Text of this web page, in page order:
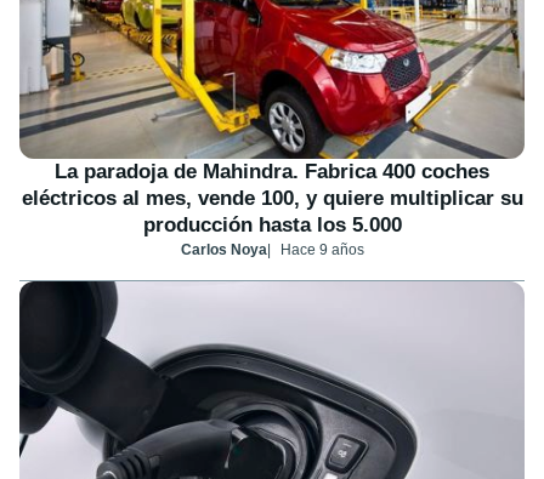
La paradoja de Mahindra. Fabrica 400 coches
eléctricos al mes, vende 100, y quiere multiplicar su
producción hasta los 5.000
Carlos Noya Hace 9 años